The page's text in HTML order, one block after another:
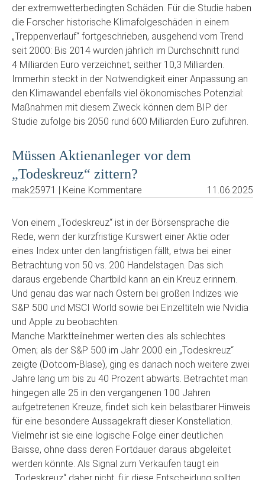
der extremwetterbedingten Schäden. Für die Studie haben
die Forscher historische Klimafolgeschäden in einem
„Treppenverlauf“ fortgeschrieben, ausgehend vom Trend
seit 2000: Bis 2014 wurden jährlich im Durchschnitt rund
4 Milliarden Euro verzeichnet, seither 10,3 Milliarden.
Immerhin steckt in der Notwendigkeit einer Anpassung an
den Klimawandel ebenfalls viel ökonomisches Potenzial:
Maßnahmen mit diesem Zweck können dem BIP der
Studie zufolge bis 2050 rund 600 Milliarden Euro zuführen.
Müssen Aktienanleger vor dem
„Todeskreuz“ zittern?
mak25971 | Keine Kommentare 11.06.2025
Von einem „Todeskreuz“ ist in der Börsensprache die
Rede, wenn der kurzfristige Kurswert einer Aktie oder
eines Index unter den langfristigen fällt, etwa bei einer
Betrachtung von 50 vs. 200 Handelstagen. Das sich
daraus ergebende Chartbild kann an ein Kreuz erinnern.
Und genau das war nach Ostern bei großen Indizes wie
S&P 500 und MSCI World sowie bei Einzeltiteln wie Nvidia
und Apple zu beobachten.
Manche Marktteilnehmer werten dies als schlechtes
Omen; als der S&P 500 im Jahr 2000 ein „Todeskreuz“
zeigte (Dotcom-Blase), ging es danach noch weitere zwei
Jahre lang um bis zu 40 Prozent abwärts. Betrachtet man
hingegen alle 25 in den vergangenen 100 Jahren
aufgetretenen Kreuze, findet sich kein belastbarer Hinweis
für eine besondere Aussagekraft dieser Konstellation.
Vielmehr ist sie eine logische Folge einer deutlichen
Baisse, ohne dass deren Fortdauer daraus abgeleitet
werden könnte. Als Signal zum Verkaufen taugt ein